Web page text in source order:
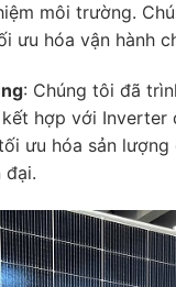
môi trường.
ưu hóa vận hành
: Chúng tôi đã
hợp với
ưu hóa sản
đại.